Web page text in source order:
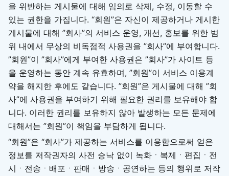
을 위반하는 게시물에 대해 임의로 삭제, 수정, 이동할 수
있는 권한을 가집니다. “회원”은 자신이 제공하거나 게시한
게시물에 대해 ”회사”의 서비스 운영, 개선, 홍보를 위한 범
위 내에서 무상의 비독점적 사용권을 ”회사”에 부여합니다.
”회원”이 ”회사”에게 부여한 사용권은 ”회사”가 사이트 등
을 운영하는 동안 계속 유효하며, ”회원”이 서비스 이용계
약을 해지한 후에도 같습니다. ”회원”은 게시물에 대해 ”회
사”에 사용권을 부여하기 위해 필요한 권리를 보유해야 합
니다. 이러한 권리를 보유하지 않아 발생하는 모든 문제에
대해서는 ”회원”이 책임을 부담하게 됩니다.
“회원”은 “회사”가 제공하는 서비스를 이용함으로써 얻은
정보를 저작권자의 사전 승낙 없이 녹화ㆍ복제ㆍ편집ㆍ전
시ㆍ전송ㆍ배포ㆍ판매ㆍ방송ㆍ공연하는 등의 행위로 저작